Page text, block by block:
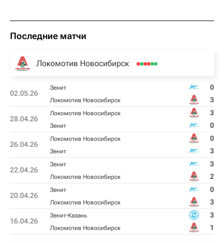
Последние матчи
Локомотив Новосибирск
02.05.26
Зенит 0
Локомотив Новосибирск 3
28.04.26
Локомотив Новосибирск 3
Зенит 0
26.04.26
Локомотив Новосибирск 0
Зенит 3
22.04.26
Зенит 3
Локомотив Новосибирск 2
20.04.26
Зенит 0
Локомотив Новосибирск 3
16.04.26
Зенит-Казань 3
Локомотив Новосибирск 1